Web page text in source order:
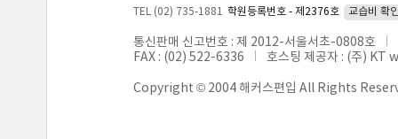
TEL (02) 735-1881 학원등록번호 - 제2376호 교습비 확
통신판매 신고번호 : 제 2012-서울서초-0808호
FAX : (02) 522-6336
호스팅 제공자 : (주)
Copyright © 2004 해커스편입 All Rights